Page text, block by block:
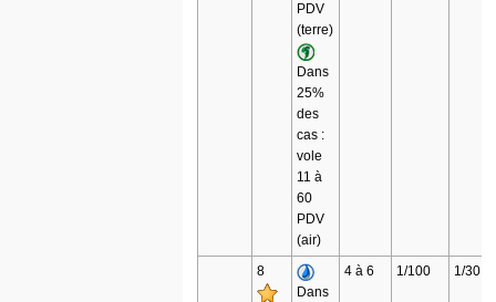
PDV
(terre)
Dans
25%
des
cas :
vole
11 à
60
PDV
(air)
8
Dans
4 à 6 1/100 1/30